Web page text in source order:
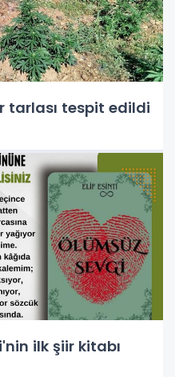
tarlası tespit edildi
ilk şiir kitabı